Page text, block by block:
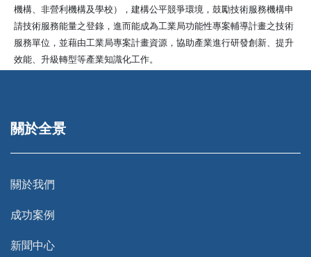
機構、非營利機構及學校），建構公平競爭環境，鼓勵技術服務機構申
請技術服務能量之登錄，進而能成為工業局功能性專案輔導計畫之技術
服務單位，並藉由工業局專案計畫資源，協助產業進行研發創新、提升
效能、升級轉型等產業知識化工作。
關於全景
關於我們
成功案例
新聞中心